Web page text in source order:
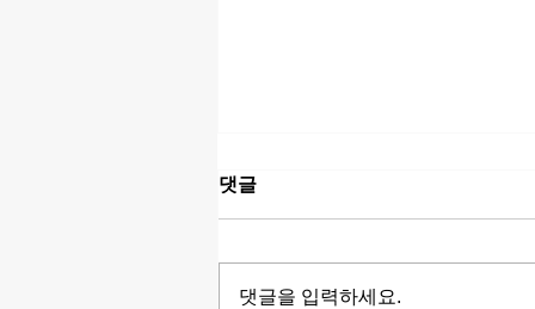
댓글
댓글을 입력하세요.